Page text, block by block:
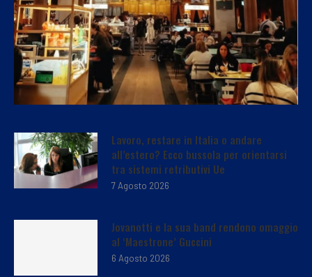
Lavoro, restare in Italia o andare
all’estero? Ecco bussola per orientarsi
tra sistemi retributivi Ue
7 Agosto 2026
Jovanotti e la sua band rendono omaggio
al ‘Maestrone’ Guccini
6 Agosto 2026